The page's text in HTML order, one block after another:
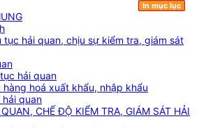
In mục lục
hải quan, chịu sự kiểm tra, giám sát
hải quan
hoá xuất khẩu, nhập khẩu
quan
CHẾ ĐỘ KIỂM TRA, GIÁM SÁT HẢI